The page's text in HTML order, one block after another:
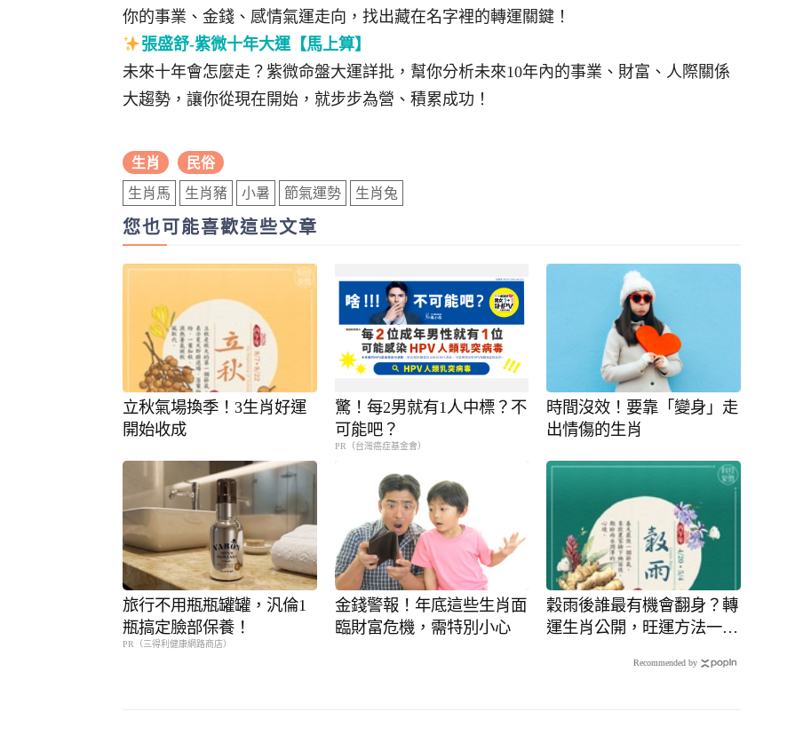
你的事業、金錢、感情氣運走向，找出藏在名字裡的轉運關鍵！
張盛舒-紫微十年大運【馬上算】
未來十年會怎麼走？紫微命盤大運詳批，幫你分析未來10年內的事業、財富、人際關係
大趨勢，讓你從現在開始，就步步為營、積累成功！
生肖 民俗
生肖馬 生肖豬 小暑 節氣運勢 生肖兔
您也可能喜歡這些文章
立秋氣場換季！3生肖好運
開始收成
驚！每2男就有1人中標？不
可能吧？
PR（台灣癌症基金會）
時間沒效！要靠「變身」走
出情傷的生肖
旅行不用瓶瓶罐罐，汎倫1
瓶搞定臉部保養！
PR（三得利健康網路商店）
金錢警報！年底這些生肖面
臨財富危機，需特別小心
穀雨後誰最有機會翻身？轉
運生肖公開，旺運方法一次
Recommended by